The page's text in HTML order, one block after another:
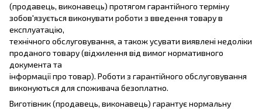
(продавець, виконавець) протягом гарантійного терміну
зобов'язується виконувати роботи з введення товару в
експлуатацію,
технічного обслуговування, а також усувати виявлені недоліки
проданого товару (відхилення від вимог нормативного
документа та
інформації про товар). Роботи з гарантійного обслуговування
виконуються для споживача безоплатно.
Виготівник (продавець, виконавець) гарантує нормальну